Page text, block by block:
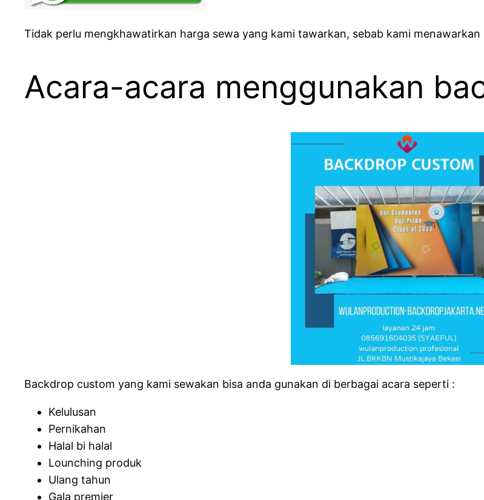
Tidak perlu mengkhawatirkan harga sewa yang kami tawarkan, sebab kami
Acara-acara menggunakan
Backdrop custom yang kami sewakan bisa anda gunakan di berbagai acara seperti :
Kelulusan
Pernikahan
Halal bi halal
Lounching produk
Ulang tahun
Gala premier